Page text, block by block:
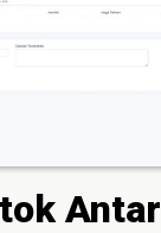
Antar